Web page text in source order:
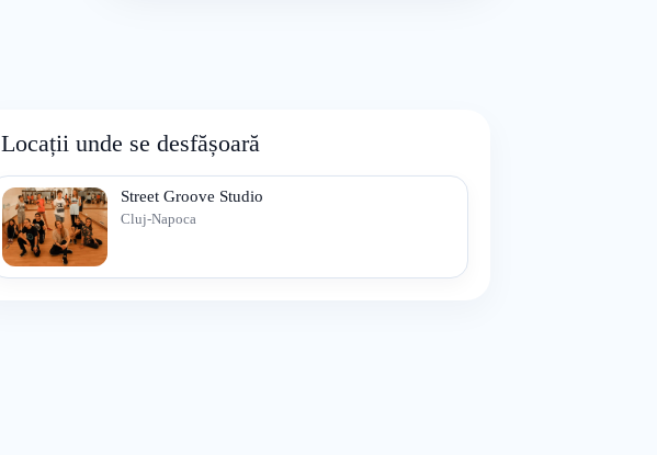
Locații unde se desfășoară
Street Groove Studio
Cluj-Napoca